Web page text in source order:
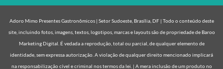
Adoro Mimo Presentes Gastronômicos | Setor Sudoeste, Brasília, DF | Todo o conteúdo deste
site, incluindo fotos, imagens, textos, logotipos, marcas e layouts são de propriedade de Baroo
Marketing Digital. É vedada a reprodução, total ou parcial, de qualquer elemento de
identidade, sem expressa autorização. A violação de qualquer direito mencionado implicará
na responsabilização cível e criminal nos termos da lei. | A mera inclusão de um produto no